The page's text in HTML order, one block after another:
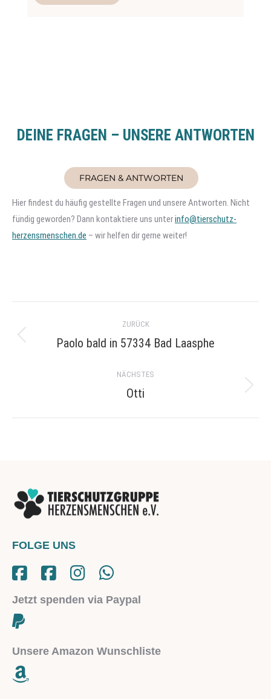
DEINE FRAGEN – UNSERE ANTWORTEN
FRAGEN & ANTWORTEN
Hier findest du häufig gestellte Fragen und unsere Antworten. Nicht
fündig geworden? Dann kontaktiere uns unterinfo@tierschutz-
herzensmenschen.de – wir helfen dir gerne weiter!
navigation
ZURÜCK
Previous
Paolo bald in 57334 Bad Laasphe
NÄCHSTES
Next
Otti
FOLGE UNS
Jetzt spenden via Paypal
Unsere Amazon Wunschliste